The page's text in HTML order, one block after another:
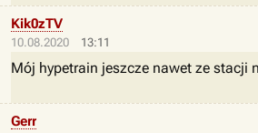
10.08.2020 13:11
Kik0zTV
Mój hypetrain jeszcze nawet ze stacji
Gerr